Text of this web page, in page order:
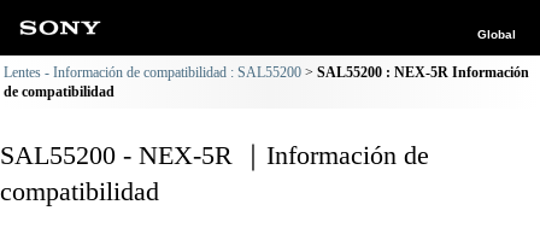
Global
Lentes - Información de compatibilidad : SAL55200
SAL55200 : NEX-5R Información
de compatibilidad
SAL55200 - NEX-5R ｜Información de
compatibilidad